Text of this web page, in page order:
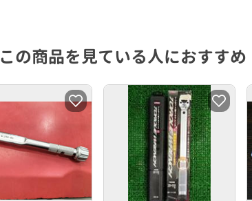
この商品を見ている人におすすめ